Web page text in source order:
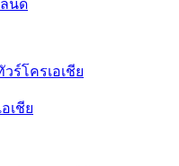
นด์
เชีย